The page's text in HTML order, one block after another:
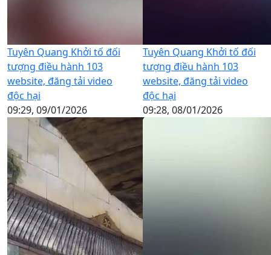
Tuyên Quang Khởi tố đối
tượng điều hành 103
website, đăng tải video
độc hại
09:29, 09/01/2026
Tuyên Quang Khởi tố đối
tượng điều hành 103
website, đăng tải video
độc hại
09:28, 08/01/2026